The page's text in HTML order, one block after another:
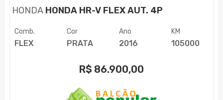
HONDA HONDA HR-V FLEX AUT. 4P
Comb.
FLEX
Cor
PRATA
Ano
2016
KM
105000
R$ 86.900,00